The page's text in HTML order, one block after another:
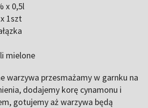
x 0,5l
1szt
mielone
warzywa przesmażamy w garnku na
dodajemy korę cynamonu i
gotujemy aż warzywa będą